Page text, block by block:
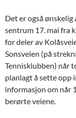
Det er også
sentrum 17. mai fra
for deler av
Sonsveien (på
Tennisklubben) når
planlagt å sette opp
informasjon om når
berørte veiene.